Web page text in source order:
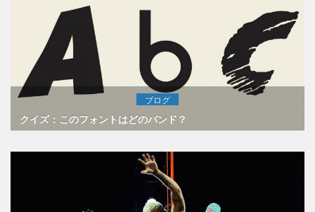
ブログ
クイズ：このフォントはどのバンド？